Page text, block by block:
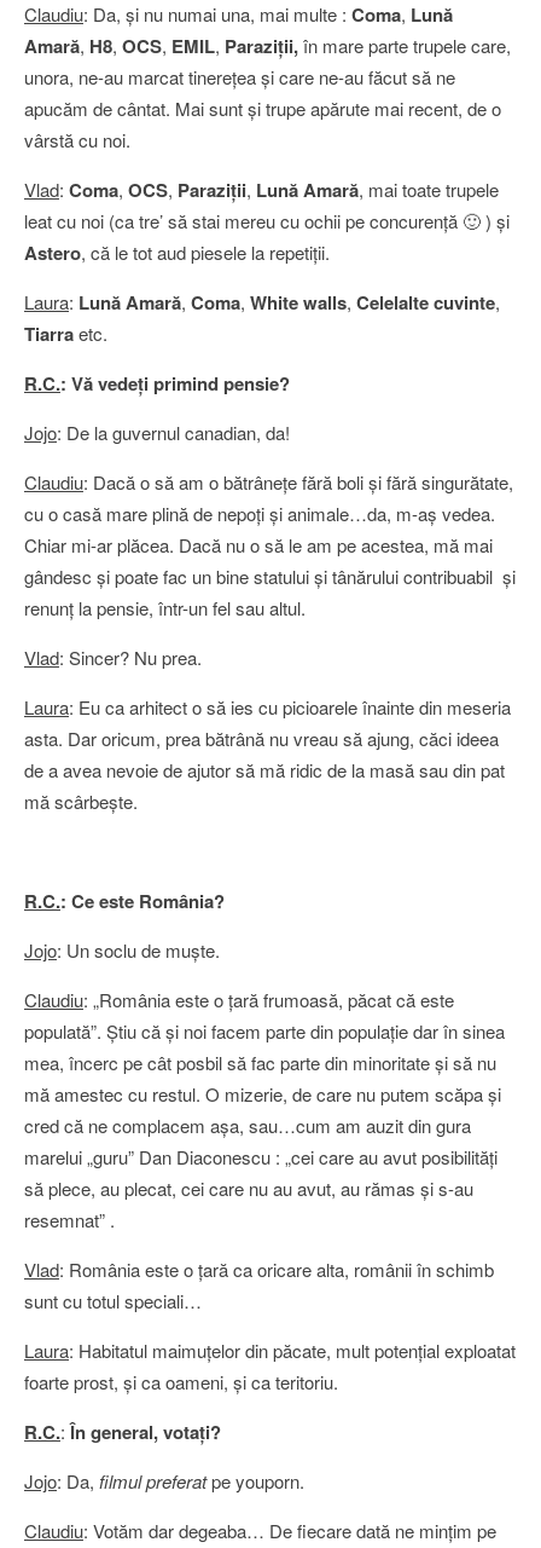
Claudiu: Da, şi nu numai una, mai multe : Coma, Lună
Amară, H8, OCS, EMIL, Paraziţii,în mare parte trupele care,
unora, ne-au marcat tinereţea şi care ne-au făcut să ne
apucăm de cântat. Mai sunt şi trupe apărute mai recent, de o
vârstă cu noi.
Vlad: Coma, OCS, Paraziţii, Lună Amară, mai toate trupele
leat cu noi (ca tre’ să stai mereu cu ochii pe concurenţă 🙂 ) şi
Astero, că le tot aud piesele la repetiţii.
Laura: Lună Amară, Coma, White walls, Celelalte cuvinte,
Tiarraetc.
R.C.: Vă vedeţi primind pensie?
Jojo: De la guvernul canadian, da!
Claudiu: Dacă o să am o bătrâneţe fără boli şi fără singurătate,
cu o casă mare plină de nepoţi şi animale…da, m-aş vedea.
Chiar mi-ar plăcea. Dacă nu o să le am pe acestea, mă mai
gândesc şi poate fac un bine statului şi tânărului contribuabil şi
renunţ la pensie, într-un fel sau altul.
Vlad: Sincer? Nu prea.
Laura: Eu ca arhitect o să ies cu picioarele înainte din meseria
asta. Dar oricum, prea bătrână nu vreau să ajung, căci ideea
de a avea nevoie de ajutor să mă ridic de la masă sau din pat
mă scârbeşte.
R.C.: Ce este România?
Jojo: Un soclu de muşte.
Claudiu: „România este o ţară frumoasă, păcat că este
populată”. Ştiu că şi noi facem parte din populaţie dar în sinea
mea, încerc pe cât posbil să fac parte din minoritate şi să nu
mă amestec cu restul. O mizerie, de care nu putem scăpa şi
cred că ne complacem aşa, sau…cum am auzit din gura
marelui „guru” Dan Diaconescu : „cei care au avut posibilităţi
să plece, au plecat, cei care nu au avut, au rămas şi s-au
resemnat” .
Vlad: România este o ţară ca oricare alta, românii în schimb
sunt cu totul speciali…
Laura: Habitatul maimuţelor din păcate, mult potenţial exploatat
foarte prost, şi ca oameni, şi ca teritoriu.
R.C.:În general, votaţi?
Jojo: Da, filmul preferatpe youporn.
Claudiu: Votăm dar degeaba… De fiecare dată ne minţim pe